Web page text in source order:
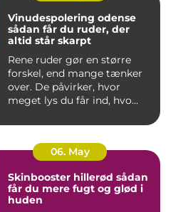
Vinudespolering odense
sådan får du ruder, der
altid står skarpt
Rene ruder gør en større
forskel, end mange tænker
over. De påvirker, hvor
meget lys du får ind, hvo...
06. May
Skinbooster hillerød sådan
får du mere fugt og glød i
huden